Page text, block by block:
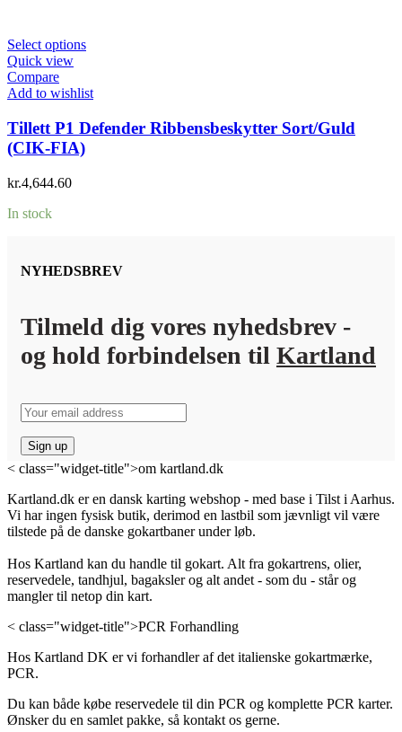
Select options
Quick view
Compare
Add to wishlist
Tillett P1 Defender Ribbensbeskytter Sort/Guld
(CIK-FIA)
kr.4,644.60
In stock
NYHEDSBREV
Tilmeld dig vores nyhedsbrev -
og hold forbindelsen til Kartland
< class="widget-title">om kartland.dk
Kartland.dk er en dansk karting webshop - med base i Tilst i Aarhus.
Vi har ingen fysisk butik, derimod en lastbil som jævnligt vil være
tilstede på de danske gokartbaner under løb.
Hos Kartland kan du handle til gokart. Alt fra gokartrens, olier,
reservedele, tandhjul, bagaksler og alt andet - som du - står og
mangler til netop din kart.
< class="widget-title">PCR Forhandling
Hos Kartland DK er vi forhandler af det italienske gokartmærke,
PCR.
Du kan både købe reservedele til din PCR og komplette PCR karter.
Ønsker du en samlet pakke, så kontakt os gerne.